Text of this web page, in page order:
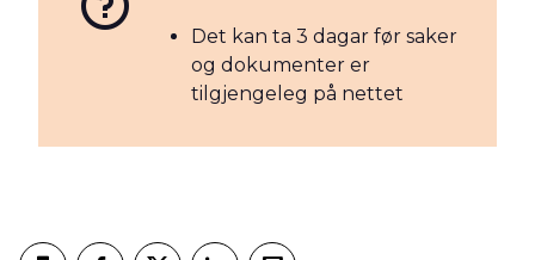
Det kan ta 3 dagar før saker
og dokumenter er
tilgjengeleg på nettet